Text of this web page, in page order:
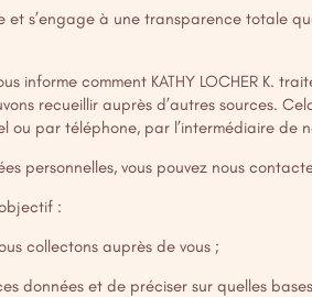
et s’engage à une transparence
informe comment KATHY LOCHER K.
recueillir auprès d’autres sources.
ou par téléphone, par l’intermédiaire de
personnelles, vous pouvez nous
:
collectons auprès de vous ;
données et de préciser sur quelles